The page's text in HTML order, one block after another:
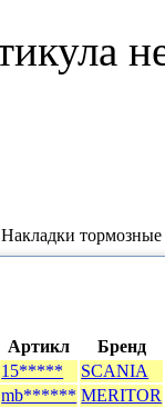
Накладки тормозные
Артикл
Бренд
15*****
SCANIA
mb****** MERITOR